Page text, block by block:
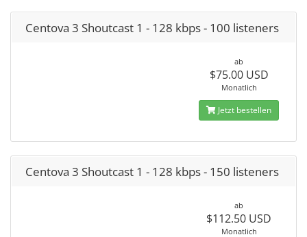
Centova 3 Shoutcast 1 - 128 kbps - 100 listeners
ab
$75.00 USD
Monatlich
Jetzt bestellen
Centova 3 Shoutcast 1 - 128 kbps - 150 listeners
ab
$112.50 USD
Monatlich